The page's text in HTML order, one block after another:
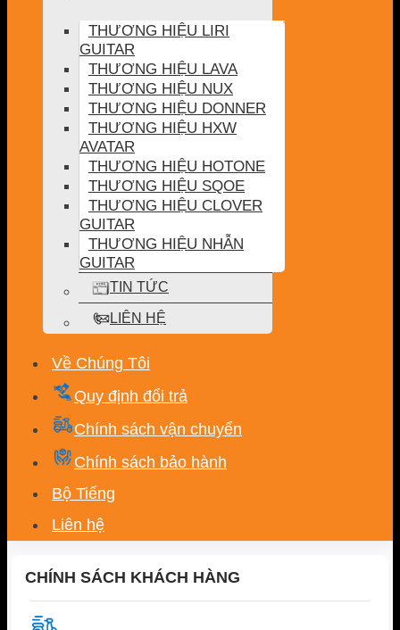
THƯƠNG HIỆU LIRI
GUITAR
THƯƠNG HIỆU LAVA
THƯƠNG HIỆU NUX
THƯƠNG HIỆU DONNER
THƯƠNG HIỆU HXW
AVATAR
THƯƠNG HIỆU HOTONE
THƯƠNG HIỆU SQOE
THƯƠNG HIỆU CLOVER
GUITAR
THƯƠNG HIỆU NHẪN
GUITAR
TIN TỨC
LIÊN HỆ
Về Chúng Tôi
Quy định đổi trả
Chính sách vận chuyển
Chính sách bảo hành
Bộ Tiếng
Liên hệ
CHÍNH SÁCH KHÁCH HÀNG